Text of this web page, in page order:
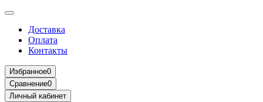
Доставка
Оплата
Контакты
Избранное0
Сравнение0
Личный кабинет